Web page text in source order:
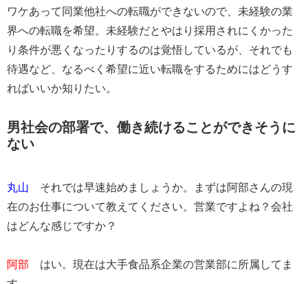
ワケあって同業他社への転職ができないので、未経験の業
界への転職を希望。未経験だとやはり採用されにくかった
り条件が悪くなったりするのは覚悟しているが、それでも
待遇など、なるべく希望に近い転職をするためにはどうす
ればいいか知りたい。
男社会の部署で、働き続けることができそうに
ない
​丸山 それでは早速始めましょうか。まずは阿部さんの現
在のお仕事について教えてください。営業ですよね？会社
はどんな感じですか？
​阿部 はい。現在は大手食品系企業の営業部に所属してま